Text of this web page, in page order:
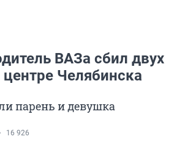
ВАЗа сбил двух
Челябинска
парень и девушка
16 926